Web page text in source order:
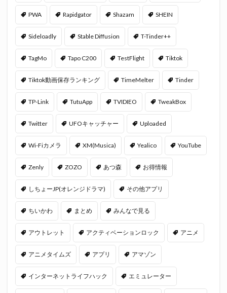
PWA Rapidgator Shazam SHEIN
Sideloadly Stable Diffusion T-Tinder++
TagMo Tapo C200 TestFlight Tiktok
Tiktok動画保存ランキング TimeMelter Tinder
TP-Link TutuApp TVIDIEO TweakBox
Twitter UFOキャッチャー Uploaded
Wi-Fiカメラ XM(Musica) Yealico YouTube
Zenly ZOZO あつ森 お得情報
しちょーJP(オレンジドラマ) その他アプリ
ちいかわ まとめ みんなで見る
アウトレット アクティベーションロック アニメ
アニメタイムズ アプリ アマゾン
インターネットライフハック エミュレーター